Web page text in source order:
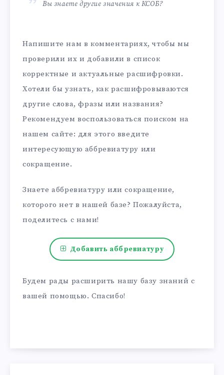
Вы знаете другие значения к КСОБ?
Напишите нам в комментариях, чтобы мы
проверили их и добавили в список
корректные и актуальные расшифровки.
Хотели бы узнать, как расшифровываются
другие слова, фразы или названия?
Рекомендуем воспользоваться поиском на
нашем сайте: для этого введите
интересующую аббревиатуру или
сокращение.
Знаете аббревиатуру или сокращение,
которого нет в нашей базе? Пожалуйста,
поделитесь с нами!
Добавить аббревиатуру
Будем рады расширить нашу базу знаний с
вашей помощью. Спасибо!